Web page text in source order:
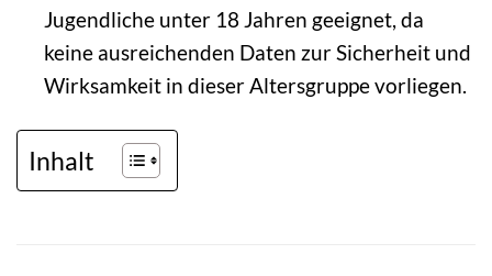
Jugendliche unter 18 Jahren geeignet, da
keine ausreichenden Daten zur Sicherheit und
Wirksamkeit in dieser Altersgruppe vorliegen.
Inhalt